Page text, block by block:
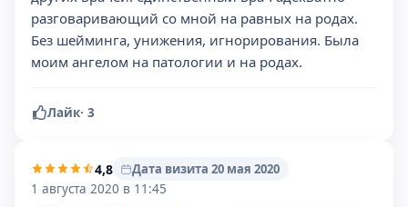
разговаривающий со мной на равных на родах.
Без шейминга, унижения, игнорирования. Была
моим ангелом на патологии и на родах.
Лайк· 3
4,8
Дата визита 20 мая 2020
1 августа 2020 в 11:45